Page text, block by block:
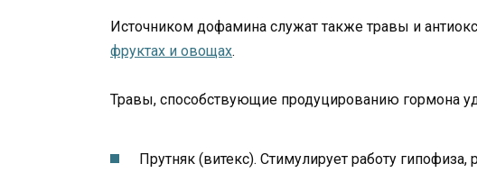
Источником дофамина служат также травы и
фруктах и овощах.
Травы, способствующие продуцированию гормона
Прутняк (витекс). Стимулирует работу гипофиза,